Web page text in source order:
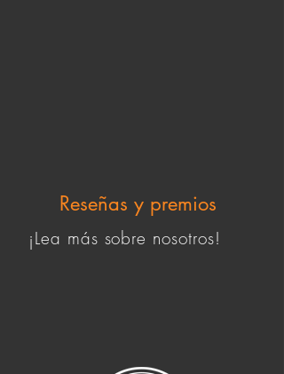
Reseñas y premios
¡Lea más sobre nosotros!